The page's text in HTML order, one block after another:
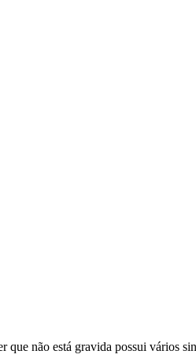
não está gravida possui vários